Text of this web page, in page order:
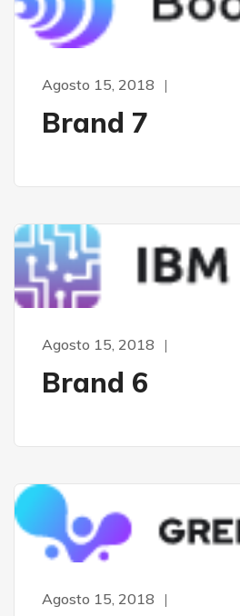
Agosto 15, 2018
Brand 7
Agosto 15, 2018
Brand 6
Agosto 15, 2018